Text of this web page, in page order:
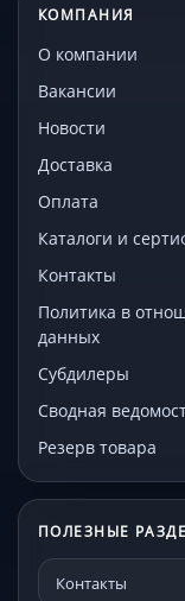
КОМПАНИЯ
О компании
Вакансии
Новости
Доставка
Оплата
Каталоги и
Контакты
Политика в
данных
Субдилеры
Сводная
Резерв товара
ПОЛЕЗНЫЕ
Контакты